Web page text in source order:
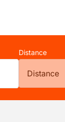
Distance
Distance